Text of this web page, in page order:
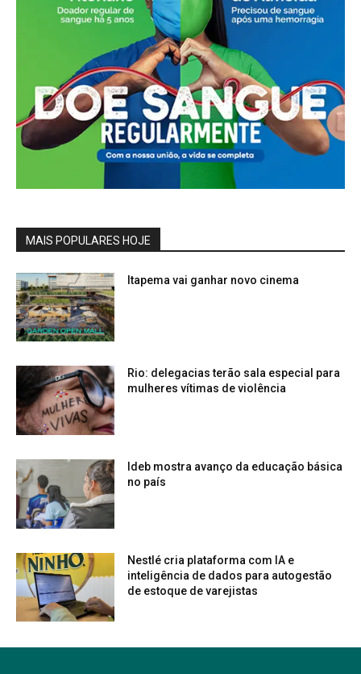
MAIS POPULARES HOJE
Itapema vai ganhar novo cinema
Rio: delegacias terão sala especial para
mulheres vítimas de violência
Ideb mostra avanço da educação básica
no país
Nestlé cria plataforma com IA e
inteligência de dados para autogestão
de estoque de varejistas